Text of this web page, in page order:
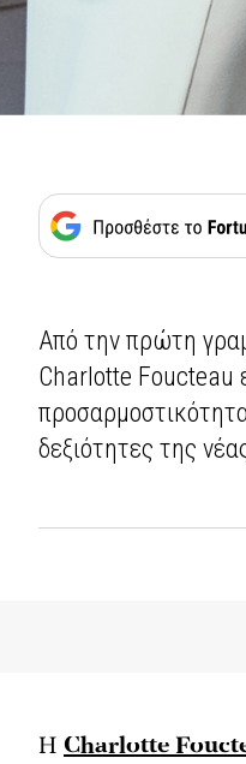
Από την πρώτη
Charlotte Foucteau
προσαρμοστικότητα
δεξιότητες της
Η Charlotte